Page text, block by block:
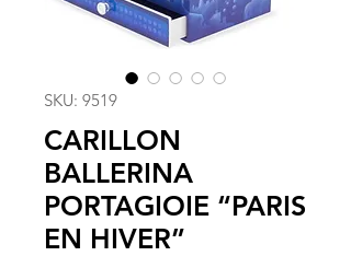
SKU: 9519
CARILLON
BALLERINA
PORTAGIOIE “PARIS
EN HIVER”